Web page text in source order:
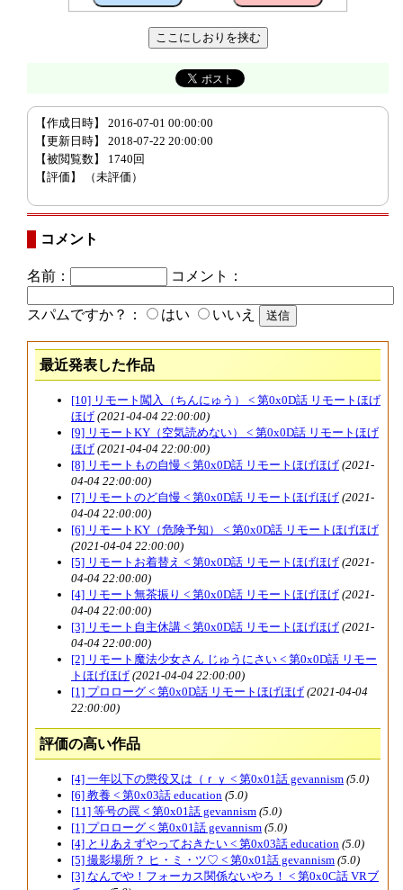
ここにしおりを挟む
【作成日時】 2016-07-01 00:00:00
【更新日時】 2018-07-22 20:00:00
【被閲覧数】 1740回
【評価】
（未評価）
コメント
名前： コメント：
スパムですか？： はい いいえ
最近発表した作品
[10] リモート闖入（ちんにゅう） < 第0x0D話 リモートほげ
ほげ (2021-04-04 22:00:00)
[9] リモートKY（空気読めない） < 第0x0D話 リモートほげ
ほげ (2021-04-04 22:00:00)
[8] リモートもの自慢 < 第0x0D話 リモートほげほげ (2021-
04-04 22:00:00)
[7] リモートのど自慢 < 第0x0D話 リモートほげほげ (2021-
04-04 22:00:00)
[6] リモートKY（危険予知） < 第0x0D話 リモートほげほげ
(2021-04-04 22:00:00)
[5] リモートお着替え < 第0x0D話 リモートほげほげ (2021-
04-04 22:00:00)
[4] リモート無茶振り < 第0x0D話 リモートほげほげ (2021-
04-04 22:00:00)
[3] リモート自主休講 < 第0x0D話 リモートほげほげ (2021-
04-04 22:00:00)
[2] リモート魔法少女さん じゅうにさい < 第0x0D話 リモー
トほげほげ (2021-04-04 22:00:00)
[1] プロローグ < 第0x0D話 リモートほげほげ (2021-04-04
22:00:00)
評価の高い作品
[4] 一年以下の懲役又は（ｒｙ < 第0x01話 gevannism (5.0)
[6] 教養 < 第0x03話 education (5.0)
[11] 等号の罠 < 第0x01話 gevannism (5.0)
[1] プロローグ < 第0x01話 gevannism (5.0)
[4] とりあえずやっておきたい < 第0x03話 education (5.0)
[5] 撮影場所？ ヒ・ミ・ツ♡ < 第0x01話 gevannism (5.0)
[3] なんでや！フォーカス関係ないやろ！ < 第0x0C話 VRブ